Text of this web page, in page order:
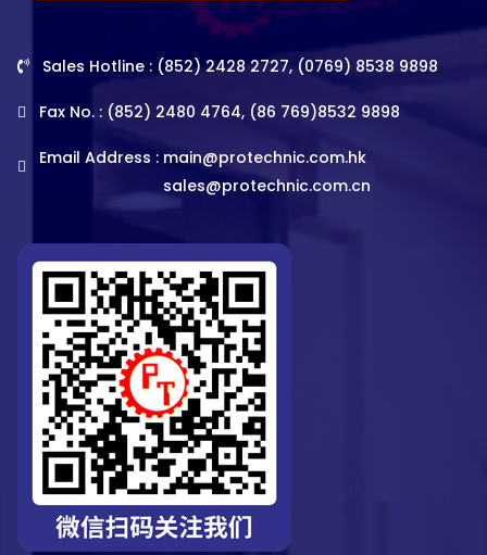
Sales Hotline : (852) 2428 2727, (0769) 8538 9898
Fax No. : (852) 2480 4764, (86 769)8532 9898
Email Address : main@protechnic.com.hk
sales@protechnic.com.cn